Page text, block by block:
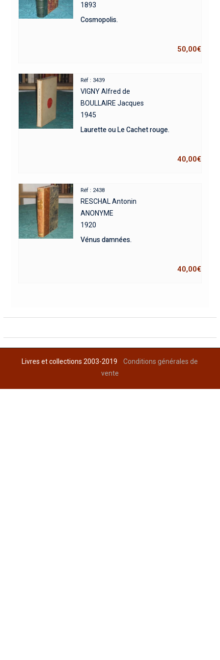
1893
Cosmopolis.
50,00€
Réf : 3439
VIGNY Alfred de
BOULLAIRE Jacques
1945
Laurette ou Le Cachet rouge.
40,00€
Réf : 2438
RESCHAL Antonin
ANONYME
1920
Vénus damnées.
40,00€
Livres et collections 2003-2019Conditions générales de
vente